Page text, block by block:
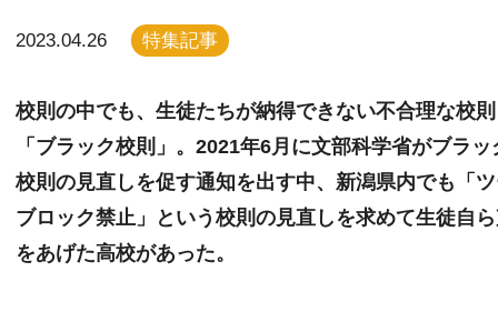
2023.04.26 特集記事
校則の中でも、生徒たちが納得できない不合理な校則
「ブラック校則」。2021年6月に文部科学省がブラッ
校則の見直しを促す通知を出す中、新潟県内でも「
ブロック禁止」という校則の見直しを求めて生徒自
をあげた高校があった。